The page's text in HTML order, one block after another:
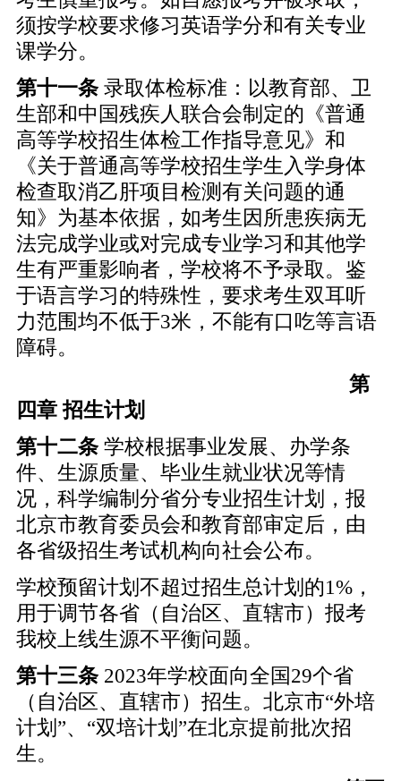
须按学校要求修习英语学分和有关专业
课学分。
第十一条录取体检标准：以教育部、卫
生部和中国残疾人联合会制定的《普通
高等学校招生体检工作指导意见》和
《关于普通高等学校招生学生入学身体
检查取消乙肝项目检测有关问题的通
知》为基本依据，如考生因所患疾病无
法完成学业或对完成专业学习和其他学
生有严重影响者，学校将不予录取。鉴
于语言学习的特殊性，要求考生双耳听
力范围均不低于3米，不能有口吃等言语
障碍。
第
四章 招生计划
第十二条学校根据事业发展、办学条
件、生源质量、毕业生就业状况等情
况，科学编制分省分专业招生计划，报
北京市教育委员会和教育部审定后，由
各省级招生考试机构向社会公布。
学校预留计划不超过招生总计划的1%，
用于调节各省（自治区、直辖市）报考
我校上线生源不平衡问题。
第十三条2023年学校面向全国29个省
（自治区、直辖市）招生。北京市“外培
计划”、“双培计划”在北京提前批次招
生。